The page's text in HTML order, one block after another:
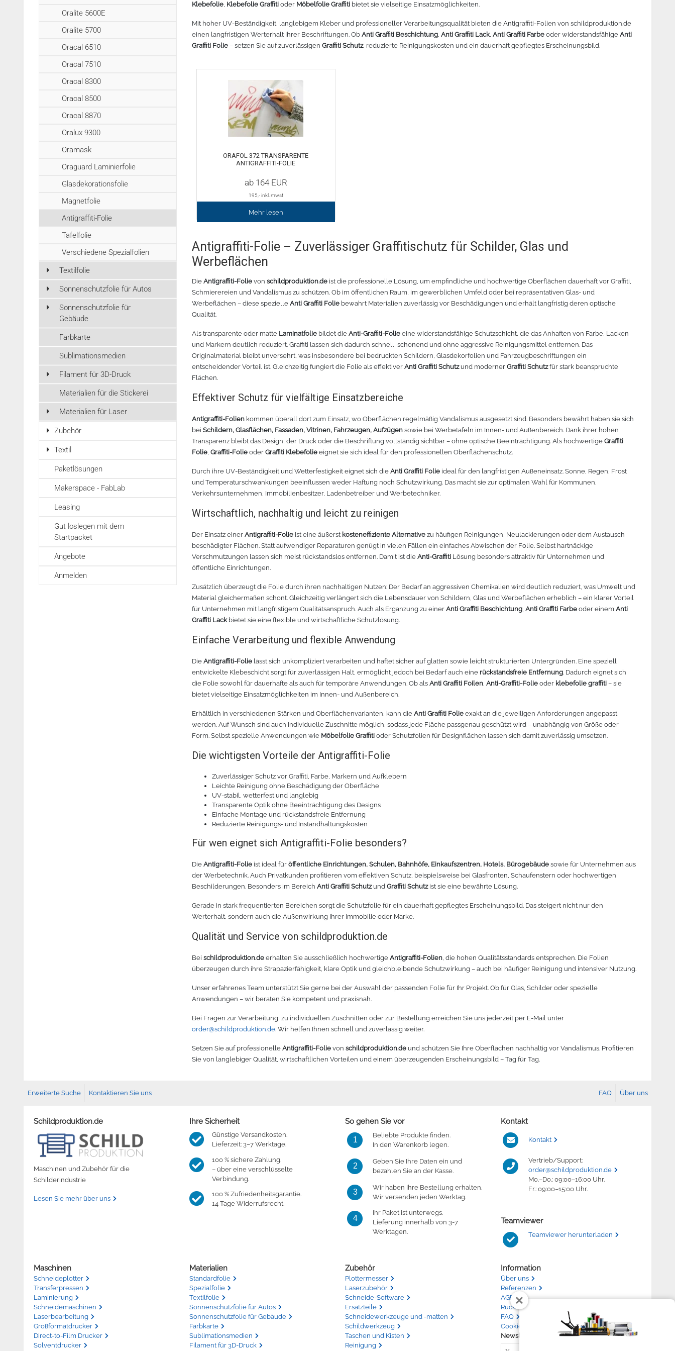
Mehr lesen Mehr lesen Mehr lesen
Mehr lesen Mehr lesen Mehr lesen Mehr lesen
Zubehör Schneideplotter
3D Drucker Zubehör
Mehr lesen
Oralite 5600E
Oralite 5700
Oracal 6510
Oracal 7510
Oracal 8300
Oracal 8500
Oracal 8870
Oralux 9300
Oramask
Oraguard Laminierfolie
Glasdekorationsfolie
Magnetfolie
Antigraffiti-Folie
Tafelfolie
Verschiedene Spezialfolien
Textilfolie
Sonnenschutzfolie für Autos
Sonnenschutzfolie für
Gebäude
Farbkarte
Sublimationsmedien
Filament für 3D-Druck
Materialien für die Stickerei
Materialien für Laser
Zubehör
Textil
Paketlösungen
Makerspace - FabLab
Leasing
Gut loslegen mit dem
Startpacket
Angebote
Anmelden
Klebefolie, Klebefolie Graffiti oder Möbelfolie Graffiti bietet sie vielseitige Einsatzmöglichkeiten.
Mit hoher UV-Beständigkeit, langlebigem Kleber und professioneller Verarbeitungsqualität bieten die Antigraffiti-Folien von schildproduktion.de
einen langfristigen Werterhalt Ihrer Beschriftungen. Ob Anti Graffiti Beschichtung, Anti Graffiti Lack, Anti Graffiti Farbe oder widerstandsfähige Anti
Graffiti Folie – setzen Sie auf zuverlässigen Graffiti Schutz, reduzierte Reinigungskosten und ein dauerhaft gepflegtes Erscheinungsbild.
ORAFOL 372 TRANSPARENTE
ANTIGRAFFITI-FOLIE
ab 164EUR
195,- inkl. mwst
Mehr lesen
Antigraffiti-Folie – Zuverlässiger Graffitischutz für Schilder, Glas und
Werbeflächen
Die Antigraffiti-Folie von schildproduktion.de ist die professionelle Lösung, um empfindliche und hochwertige Oberflächen dauerhaft vor Graffiti,
Schmierereien und Vandalismus zu schützen. Ob im öffentlichen Raum, im gewerblichen Umfeld oder bei repräsentativen Glas- und
Werbeflächen – diese spezielle Anti Graffiti Folie bewahrt Materialien zuverlässig vor Beschädigungen und erhält langfristig deren optische
Qualität.
Als transparente oder matte Laminatfolie bildet die Anti-Graffiti-Folie eine widerstandsfähige Schutzschicht, die das Anhaften von Farbe, Lacken
und Markern deutlich reduziert. Graffiti lassen sich dadurch schnell, schonend und ohne aggressive Reinigungsmittel entfernen. Das
Originalmaterial bleibt unversehrt, was insbesondere bei bedruckten Schildern, Glasdekorfolien und Fahrzeugbeschriftungen ein
entscheidender Vorteil ist. Gleichzeitig fungiert die Folie als effektiver Anti Graffiti Schutzund moderner Graffiti Schutzfür stark beanspruchte
Flächen.
Effektiver Schutz für vielfältige Einsatzbereiche
Antigraffiti-Folien kommen überall dort zum Einsatz, wo Oberflächen regelmäßig Vandalismus ausgesetzt sind. Besonders bewährt haben sie sich
bei Schildern, Glasflächen, Fassaden, Vitrinen, Fahrzeugen, Aufzügen sowie bei Werbetafeln im Innen- und Außenbereich. Dank ihrer hohen
Transparenz bleibt das Design, der Druck oder die Beschriftung vollständig sichtbar – ohne optische Beeinträchtigung. Als hochwertige Graffiti
Folie Graffiti-Folie oder Graffiti Klebefolie eignet sie sich ideal für den professionellen Oberflächenschutz.
Durch ihre UV-Beständigkeit und Wetterfestigkeit eignet sich die Anti Graffiti Folie ideal für den langfristigen Außeneinsatz. Sonne, Regen, Frost
und Temperaturschwankungen beeinflussen weder Haftung noch Schutzwirkung. Das macht sie zur optimalen Wahl für Kommunen,
Verkehrsunternehmen, Immobilienbesitzer, Ladenbetreiber und Werbetechniker.
Wirtschaftlich, nachhaltig und leicht zu reinigen
Der Einsatz einer Antigraffiti-Folie ist eine äußerst kosteneffiziente Alternative zu häufigen Reinigungen, Neulackierungen oder dem Austausch
beschädigter Flächen. Statt aufwendiger Reparaturen genügt in vielen Fällen ein einfaches Abwischen der Folie. Selbst hartnäckige
Verschmutzungen lassen sich meist rückstandslos entfernen. Damit ist die Anti-Graffiti Lösung besonders attraktiv für Unternehmen und
öffentliche Einrichtungen.
Zusätzlich überzeugt die Folie durch ihren nachhaltigen Nutzen: Der Bedarf an aggressiven Chemikalien wird deutlich reduziert, was Umwelt und
Material gleichermaßen schont. Gleichzeitig verlängert sich die Lebensdauer von Schildern, Glas und Werbeflächen erheblich – ein klarer Vorteil
für Unternehmen mit langfristigem Qualitätsanspruch. Auch als Ergänzung zu einer Anti Graffiti Beschichtung Anti Graffiti Farbe oder einem Anti
Graffiti Lackbietet sie eine flexible und wirtschaftliche Schutzlösung.
Einfache Verarbeitung und flexible Anwendung
Die Antigraffiti-Folie lässt sich unkompliziert verarbeiten und haftet sicher auf glatten sowie leicht strukturierten Untergründen. Eine speziell
entwickelte Klebeschicht sorgt für zuverlässigen Halt, ermöglicht jedoch bei Bedarf auch eine rückstandsfreie Entfernung. Dadurch eignet sich
die Folie sowohl für dauerhafte als auch für temporäre Anwendungen. Ob als Anti Graffiti Foilen Anti-Graffiti-Folie oder klebefolie graffiti – sie
bietet vielseitige Einsatzmöglichkeiten im Innen- und Außenbereich.
Erhältlich in verschiedenen Stärken und Oberflächenvarianten, kann die Anti Graffiti Folie exakt an die jeweiligen Anforderungen angepasst
werden. Auf Wunsch sind auch individuelle Zuschnitte möglich, sodass jede Fläche passgenau geschützt wird – unabhängig von Größe oder
Form. Selbst spezielle Anwendungen wie Möbelfolie Graffiti oder Schutzfolien für Designflächen lassen sich damit zuverlässig umsetzen.
Die wichtigsten Vorteile der Antigraffiti-Folie
Zuverlässiger Schutz vor Graffiti, Farbe, Markern und Aufklebern
Leichte Reinigung ohne Beschädigung der Oberfläche
UV-stabil, wetterfest und langlebig
Transparente Optik ohne Beeinträchtigung des Designs
Einfache Montage und rückstandsfreie Entfernung
Reduzierte Reinigungs- und Instandhaltungskosten
Für wen eignet sich Antigraffiti-Folie besonders?
Die Antigraffiti-Folie ist ideal für öffentliche Einrichtungen, Schulen, Bahnhöfe, Einkaufszentren, Hotels, Bürogebäude sowie für Unternehmen aus
der Werbetechnik. Auch Privatkunden profitieren vom effektiven Schutz, beispielsweise bei Glasfronten, Schaufenstern oder hochwertigen
Beschilderungen. Besonders im Bereich Anti Graffiti Schutzund Graffiti Schutzist sie eine bewährte Lösung.
Gerade in stark frequentierten Bereichen sorgt die Schutzfolie für ein dauerhaft gepflegtes Erscheinungsbild. Das steigert nicht nur den
Werterhalt, sondern auch die Außenwirkung Ihrer Immobilie oder Marke.
Qualität und Service von schildproduktion.de
Bei schildproduktion.de erhalten Sie ausschließlich hochwertige Antigraffiti-Folien , die hohen Qualitätsstandards entsprechen. Die Folien
überzeugen durch ihre Strapazierfähigkeit, klare Optik und gleichbleibende Schutzwirkung – auch bei häufiger Reinigung und intensiver Nutzung.
Unser erfahrenes Team unterstützt Sie gerne bei der Auswahl der passenden Folie für Ihr Projekt. Ob für Glas, Schilder oder spezielle
Anwendungen – wir beraten Sie kompetent und praxisnah.
Bei Fragen zur Verarbeitung, zu individuellen Zuschnitten oder zur Bestellung erreichen Sie uns jederzeit per E-Mail unter
order@schildproduktion.de. Wir helfen Ihnen schnell und zuverlässig weiter.
Setzen Sie auf professionelle Antigraffiti-Folie von schildproduktion.de und schützen Sie Ihre Oberflächen nachhaltig vor Vandalismus. Profitieren
Sie von langlebiger Qualität, wirtschaftlichen Vorteilen und einem überzeugenden Erscheinungsbild – Tag für Tag.
Erweiterte Suche Kontaktieren Sie uns FAQ Über uns
Schildproduktion.de
Maschinen und Zubehör für die
Schilderindustrie
Lesen Sie mehr über uns
Ihre Sicherheit
Günstige Versandkosten.
Lieferzeit: 3–7 Werktage.
100 % sichere Zahlung.
– über eine verschlüsselte
Verbindung.
100 % Zufriedenheitsgarantie.
14 Tage Widerrufsrecht.
So gehen Sie vor
1
Beliebte Produkte finden.
In den Warenkorb legen.
2
Geben Sie Ihre Daten ein und
bezahlen Sie an der Kasse.
3
Wir haben Ihre Bestellung erhalten.
Wir versenden jeden Werktag.
4
Ihr Paket ist unterwegs.
Lieferung innerhalb von 3-7
Werktagen.
Kontakt
Kontakt
Vertrieb/Support:
order@schildproduktion.de
Mo.–Do.: 09:00–16:00 Uhr.
Fr.: 09:00–15:00 Uhr.
Teamviewer
Teamviewer herunterladen
Maschinen
Schneideplotter
Transferpressen
Laminierung
Schneidemaschinen
Laserbearbeitung
Großformatdrucker
Direct-to-Film Drucker
Solventdrucker
Materialien
Standardfolie
Spezialfolie
Textilfolie
Sonnenschutzfolie für Autos
Sonnenschutzfolie für Gebäude
Farbkarte
Sublimationsmedien
Filament für 3D-Druck
Zubehör
Plottermesser
Laserzubehör
Schneide-Software
Ersatzteile
Schneidewerkzeuge und -matten
Schildwerkzeug
Taschen und Kisten
Reinigung
Information
Über uns
Referenzen
AGB
Rücksendung
FAQ
Cookies, Suche und Analyse
Newsletter abonnieren